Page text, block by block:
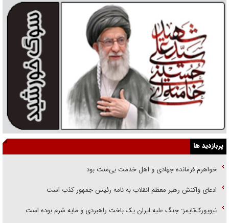
پربازدید ها
خواهرم فرمانده جهادی و اهل خدمت بی‌منت بود
ادعای واکنش رهبر معظم انقلاب به نامه رئیس جمهور کذب است
نیویورک‌تایمز: جنگ علیه ایران یک باخت راهبردی و مایه شرم بوده است